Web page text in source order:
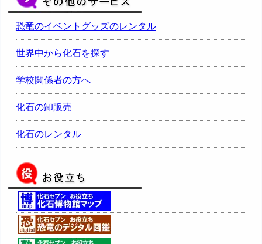
恐竜のイベントグッズのレンタル
世界中から化石を探す
学校関係者の方へ
化石の卸販売
化石のレンタル